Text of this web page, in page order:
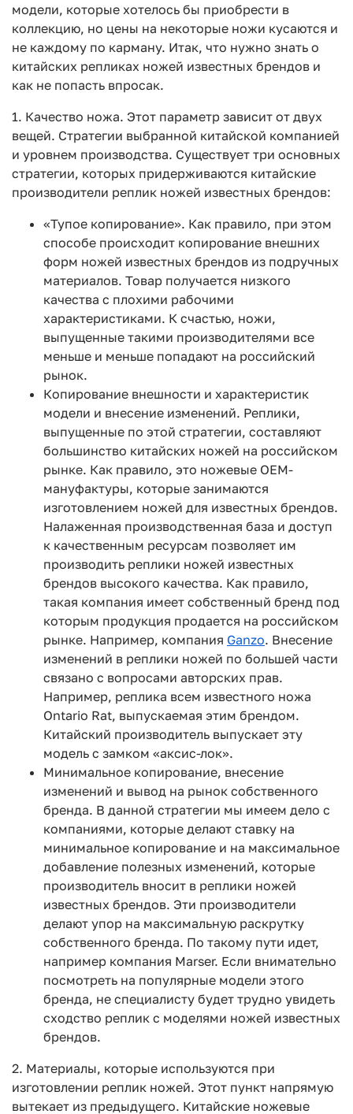
модели, которые хотелось бы приобрести в
коллекцию, но цены на некоторые ножи кусаются и
не каждому по карману. Итак, что нужно знать о
китайских репликах ножей известных брендов и
как не попасть впросак.
1. Качество ножа. Этот параметр зависит от двух
вещей. Стратегии выбранной китайской компанией
и уровнем производства. Существует три основных
стратегии, которых придерживаются китайские
производители реплик ножей известных брендов:
«Тупое копирование». Как правило, при этом
способе происходит копирование внешних
форм ножей известных брендов из подручных
материалов. Товар получается низкого
качества с плохими рабочими
характеристиками. К счастью, ножи,
выпущенные такими производителями все
меньше и меньше попадают на российский
рынок.
Копирование внешности и характеристик
модели и внесение изменений. Реплики,
выпущенные по этой стратегии, составляют
большинство китайских ножей на российском
рынке. Как правило, это ножевые OEM-
мануфактуры, которые занимаются
изготовлением ножей для известных брендов.
Налаженная производственная база и доступ
к качественным ресурсам позволяет им
производить реплики ножей известных
брендов высокого качества. Как правило,
такая компания имеет собственный бренд под
которым продукция продается на российском
рынке. Например, компания Ganzo. Внесение
изменений в реплики ножей по большей части
связано с вопросами авторских прав.
Например, реплика всем известного ножа
Ontario Rat, выпускаемая этим брендом.
Китайский производитель выпускает эту
модель с замком «аксис-лок».
Минимальное копирование, внесение
изменений и вывод на рынок собственного
бренда. В данной стратегии мы имеем дело с
компаниями, которые делают ставку на
минимальное копирование и на максимальное
добавление полезных изменений, которые
производитель вносит в реплики ножей
известных брендов. Эти производители
делают упор на максимальную раскрутку
собственного бренда. По такому пути идет,
например компания Marser. Если внимательно
посмотреть на популярные модели этого
бренда, не специалисту будет трудно увидеть
сходство реплик с моделями ножей известных
брендов.
2. Материалы, которые используются при
изготовлении реплик ножей. Этот пункт напрямую
вытекает из предыдущего. Китайские ножевые